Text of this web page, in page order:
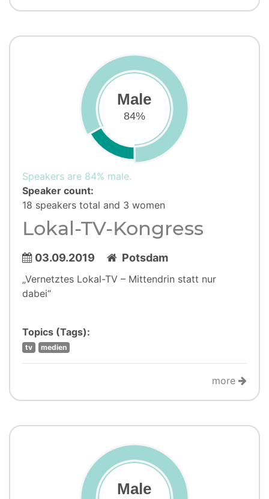
Male
84%
Speakers are 84% male.
Speaker count:
18 speakers total and 3 women
Lokal-TV-Kongress
03.09.2019 Potsdam
„Vernetztes Lokal-TV – Mittendrin statt nur
dabei“
Topics (Tags):
tv medien
more
Male